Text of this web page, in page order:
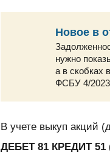
Новое в
нужно
а в скобках
ФСБУ 4/
В учете выкуп акций
ДЕБЕТ 81 КРЕДИТ 51